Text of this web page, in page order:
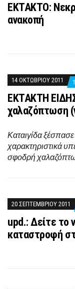
ΕΚΤΑΚΤΟ:
ανακοπή
14 ΟΚΤΩΒΡΊΟΥ 2011 1
ΕΚΤΑΚΤΗ
χαλαζόπτωση
Καταιγίδα
χαρακτηριστικά
σφοδρή
20 ΣΕΠΤΕΜΒΡΊΟΥ 2011
upd.: Δείτε το
καταστροφή